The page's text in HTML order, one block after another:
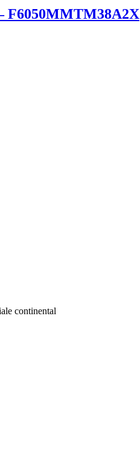
F6050MMTM38A2X
continental